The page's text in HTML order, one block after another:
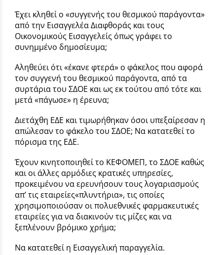
Έχει κληθεί ο «συγγενής του θεσμικού παράγοντα»
από την Εισαγγελέα Διαφθοράς και τους
Οικονομικούς Εισαγγελείς όπως γράφει το
συνημμένο δημοσίευμα;
Αληθεύει ότι «έκανε φτερά» ο φάκελος που αφορά
τον συγγενή του θεσμικού παράγοντα, από τα
συρτάρια του ΣΔΟΕ και ως εκ τούτου από τότε και
μετά «πάγωσε» η έρευνα;
Διετάχθη ΕΔΕ και τιμωρήθηκαν όσοι υπεξαίρεσαν η
απώλεσαν το φάκελο του ΣΔΟΕ; Να κατατεθεί το
πόρισμα της ΕΔΕ.
Έχουν κινητοποιηθεί το ΚΕΦΟΜΕΠ, το ΣΔΟΕ καθώς
και οι άλλες αρμόδιες κρατικές υπηρεσίες,
προκειμένου να ερευνήσουν τους λογαριασμούς
απ’ τις εταιρείες«πλυντήρια», τις οποίες
χρησιμοποιούσαν οι πολυεθνικές φαρμακευτικές
εταιρείες για να διακινούν τις μίζες και να
ξεπλένουν βρόμικο χρήμα;
Να κατατεθεί η Εισαγγελική παραγγελία.